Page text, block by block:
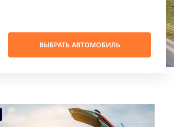
ВЫБРАТЬ АВТОМОБИЛЬ